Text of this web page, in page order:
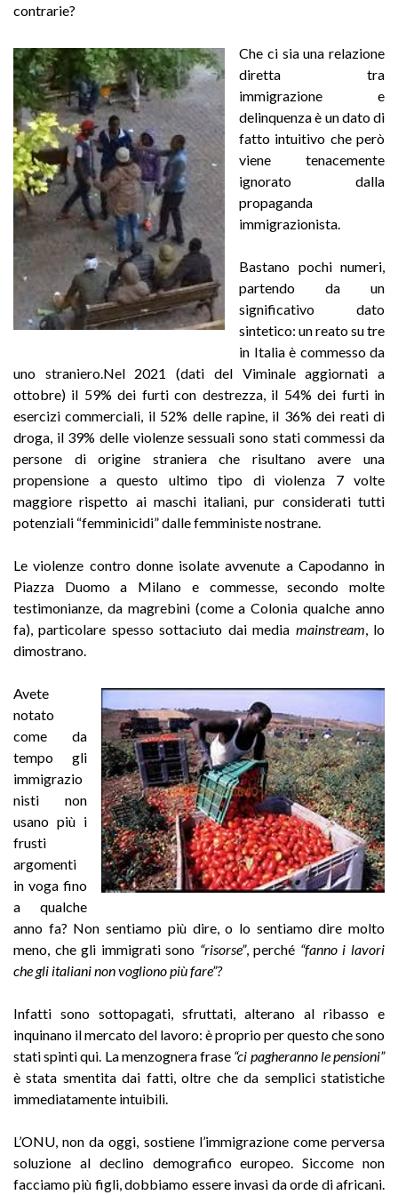
contrarie?
Che ci sia una relazione
diretta tra
immigrazione e
delinquenza è un dato di
fatto intuitivo che però
viene tenacemente
ignorato dalla
propaganda
immigrazionista.
Bastano pochi numeri,
partendo da un
significativo dato
sintetico: un reato su tre
in Italia è commesso da
uno straniero.Nel 2021 (dati del Viminale aggiornati a
ottobre) il 59% dei furti con destrezza, il 54% dei furti in
esercizi commerciali, il 52% delle rapine, il 36% dei reati di
droga, il 39% delle violenze sessuali sono stati commessi da
persone di origine straniera che risultano avere una
propensione a questo ultimo tipo di violenza 7 volte
maggiore rispetto ai maschi italiani, pur considerati tutti
potenziali “femminicidi” dalle femministe nostrane.
Le violenze contro donne isolate avvenute a Capodanno in
Piazza Duomo a Milano e commesse, secondo molte
testimonianze, da magrebini (come a Colonia qualche anno
fa), particolare spesso sottaciuto dai media mainstream , lo
dimostrano.
Avete
notato
come da
tempo gli
immigrazio
nisti non
usano più i
frusti
argomenti
in voga fino
a qualche
anno fa? Non sentiamo più dire, o lo sentiamo dire molto
meno, che gli immigrati sono “risorse”, perché “fanno i lavori
che gli italiani non vogliono più fare”?
Infatti sono sottopagati, sfruttati, alterano al ribasso e
inquinano il mercato del lavoro: è proprio per questo che sono
stati spinti qui. La menzognera frase “ci pagheranno le pensioni”
è stata smentita dai fatti, oltre che da semplici statistiche
immediatamente intuibili.
L’ONU, non da oggi, sostiene l’immigrazione come perversa
soluzione al declino demografico europeo. Siccome non
facciamo più figli, dobbiamo essere invasi da orde di africani.